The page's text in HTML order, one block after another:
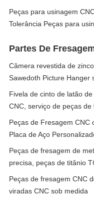
Peças para usinagem
Tolerância Peças para
Partes De
Câmera revestida de
Sawedoth Picture Hanger
Fivela de cinto de latão
CNC, serviço de peças
Peças de Fresagem CNC
Placa de Aço
Peças de fresagem de
precisa, peças de titânio
Peças de fresagem CNC
viradas CNC sob medida